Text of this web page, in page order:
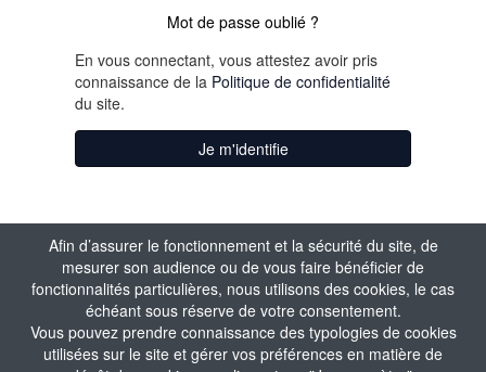
Afin d’assurer le fonctionnement et la sécurité du site, de
mesurer son audience ou de vous faire bénéficier de
fonctionnalités particulières, nous utilisons des cookies, le cas
échéant sous réserve de votre consentement.
Vous pouvez prendre connaissance des typologies de cookies
utilisées sur le site et gérer vos préférences en matière de
Mot de passe oublié ?
En vous connectant, vous attestez avoir pris
connaissance de la Politique de confidentialité
du site.
Je m'identifie